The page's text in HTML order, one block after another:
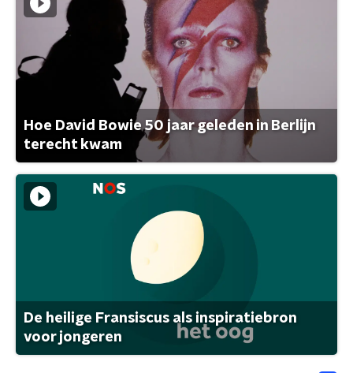
Hoe David Bowie 50 jaar geleden in Berlijn
terecht kwam
De heilige Fransiscus als inspiratiebron
voor jongeren